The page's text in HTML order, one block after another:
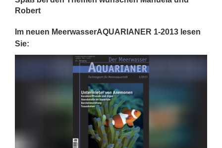
Robert
Im neuen MeerwasserAQUARIANER 1-2013 lesen
Sie: